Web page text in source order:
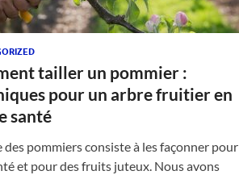
tailler un pommier :
pour un arbre fruitier en
santé
des pommiers consiste à les façonner pour
et pour des fruits juteux. Nous avons